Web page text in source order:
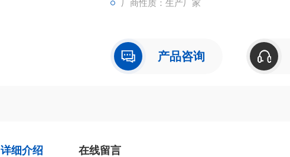
厂商性质：生产厂家
产品咨询
详细介绍 在线留言